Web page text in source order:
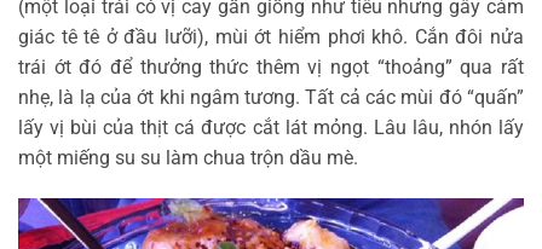
(một loại trái có vị cay gần giống như tiêu nhưng gây cảm
giác tê tê ở đầu lưỡi), mùi ớt hiểm phơi khô. Cắn đôi nửa
trái ớt đó để thưởng thức thêm vị ngọt “thoảng” qua rất
nhẹ, là lạ của ớt khi ngâm tương. Tất cả các mùi đó “quấn”
lấy vị bùi của thịt cá được cắt lát mỏng. Lâu lâu, nhón lấy
một miếng su su làm chua trộn dầu mè.